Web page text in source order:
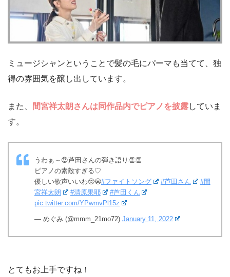
ミュージシャンということで髪の毛にパーマも当てて、独
得の雰囲気を醸し出しています。
また、 間宮祥太朗さんは同作品内でピアノを披露していま
す。
うわぁ～😍芦田さんの弾き語り👏👏
ピアノの素敵すぎる♡
優しい歌声いいわ🥺😭#ファイトソング #芦田さん
#間
宮祥太朗
#清原果耶
#芦田くん
pic.twitter.com/YPwmvPl15z
— めぐみ (@mmm_21mo72) January 11, 2022
とてもお上手ですね！